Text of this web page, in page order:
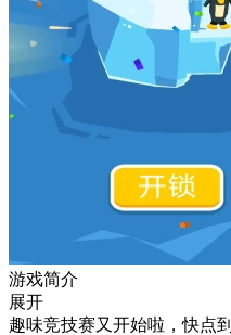
游戏简介
展开
趣味竞技赛又开始啦，快点